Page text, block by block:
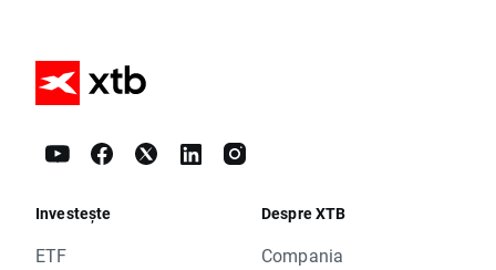
Investește
ETF
Despre XTB
Compania